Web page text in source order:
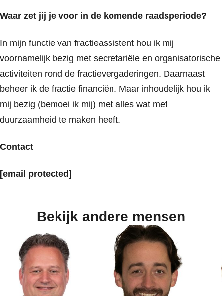
Waar zet jij je voor in de komende raadsperiode?
In mijn functie van fractieassistent hou ik mij
voornamelijk bezig met secretariële en organisatorische
activiteiten rond de fractievergaderingen. Daarnaast
beheer ik de fractie financiën. Maar inhoudelijk hou ik
mij bezig (bemoei ik mij) met alles wat met
duurzaamheid te maken heeft.
Contact
[email protected]
Bekijk andere mensen